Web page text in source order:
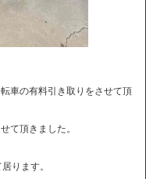
車の有料引き取りをさせて頂
て頂きました。
ります。